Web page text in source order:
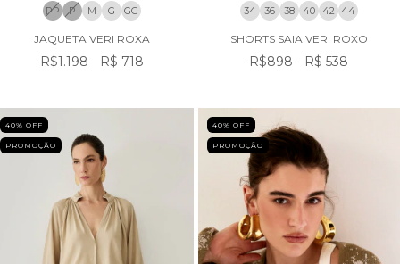
PP P M G GG
JAQUETA VERI ROXA
R$1.198 R$ 718
34 36 38 40 42 44
SHORTS SAIA VERI ROXO
R$898 R$ 538
40% OFF
PROMOÇÃO
40% OFF
PROMOÇÃO